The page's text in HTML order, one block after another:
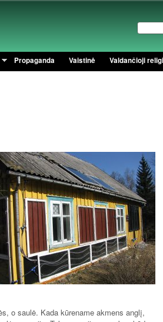
turinį
Propaganda Vaistinė Valdančioji
o saulė. Kada kūrename akmens anglį,